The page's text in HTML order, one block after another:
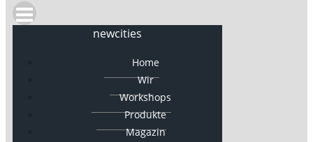
newcities
Home
Wir
Workshops
Produkte
Magazin